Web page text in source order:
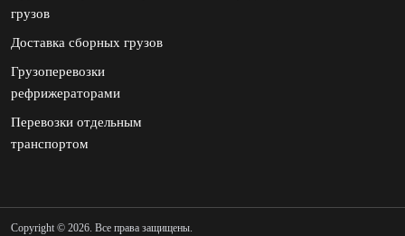
грузов
Доставка сборных грузов
Грузоперевозки
рефрижераторами
Перевозки отдельным
транспортом
Copyright © 2026. Все права защищены.